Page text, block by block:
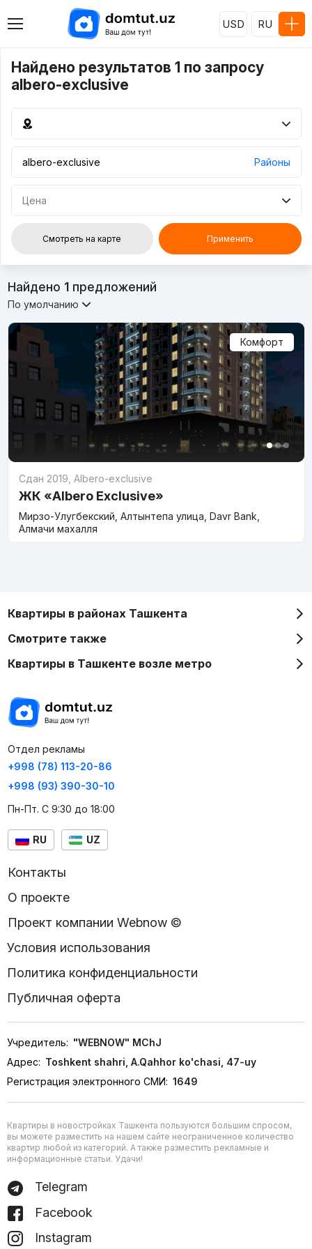
USD RU
Найдено результатов 1 по запросу
albero-exclusive
Районы
Цена
Смотреть на карте Применить
Найдено 1предложений
По умолчанию
Комфорт
Сдан 2019 Albero-exclusive
ЖК «Albero Exclusive»
Мирзо-Улугбекский, Алтынтепа улица, Davr Bank,
Алмачи махалля
Квартиры в районах Ташкента
Смотрите также
Квартиры в Ташкенте возле метро
Отдел рекламы
+998 (78) 113-20-86
+998 (93) 390-30-10
Пн-Пт. С 9:30 до 18:00
RU UZ
Контакты
О проекте
Проект компании Webnow ©
Условия использования
Политика конфиденциальности
Публичная оферта
Учредитель: "WEBNOW" MChJ
Адрес: Toshkent shahri, A.Qahhor ko'chasi, 47-uy
Регистрация электронного СМИ: 1649
Квартиры в новостройках Ташкента пользуются большим спросом,
вы можете разместить на нашем сайте неограниченное количество
квартир любой из категорий. А также разместить рекламные и
информационные статьи. Удачи!
Telegram
Facebook
Instagram